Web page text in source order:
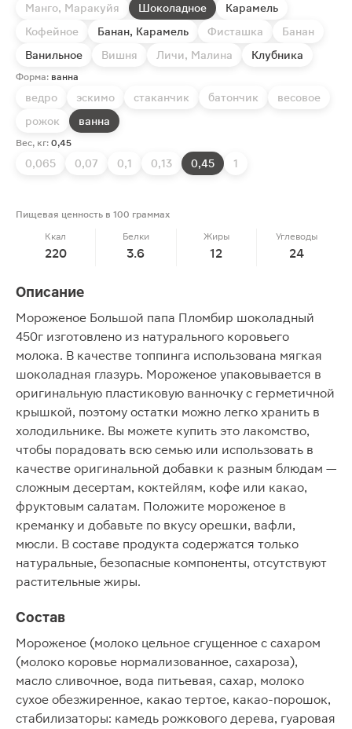
Манго, Маракуйя
Шоколадное
Карамель
Кофейное
Банан, Карамель Фисташка
Банан
Ванильное
Вишня Личи, Малина Клубника
Форма: ванна
ведро эскимо стаканчик батончик
весовое
рожок
ванна
Вес, кг: 0,45
0,065 0,07 0,1 0,13 0,45 1
Пищевая ценность в 100 граммах
Ккал
220
Белки
3.6
Жиры
12
Углеводы
24
Описание
Мороженое Большой папа Пломбир шоколадный
450г изготовлено из натурального коровьего
молока. В качестве топпинга использована мягкая
шоколадная глазурь. Мороженое упаковывается в
оригинальную пластиковую ванночку с герметичной
крышкой, поэтому остатки можно легко хранить в
холодильнике. Вы можете купить это лакомство,
чтобы порадовать всю семью или использовать в
качестве оригинальной добавки к разным блюдам —
сложным десертам, коктейлям, кофе или какао,
фруктовым салатам. Положите мороженое в
креманку и добавьте по вкусу орешки, вафли,
мюсли. В составе продукта содержатся только
натуральные, безопасные компоненты, отсутствуют
растительные жиры.
Состав
Мороженое (молоко цельное сгущенное с сахаром
(молоко коровье нормализованное, сахароза),
масло сливочное, вода питьевая, сахар, молоко
сухое обезжиренное, какао тертое, какао-порошок,
стабилизаторы: камедь рожкового дерева, гуаровая